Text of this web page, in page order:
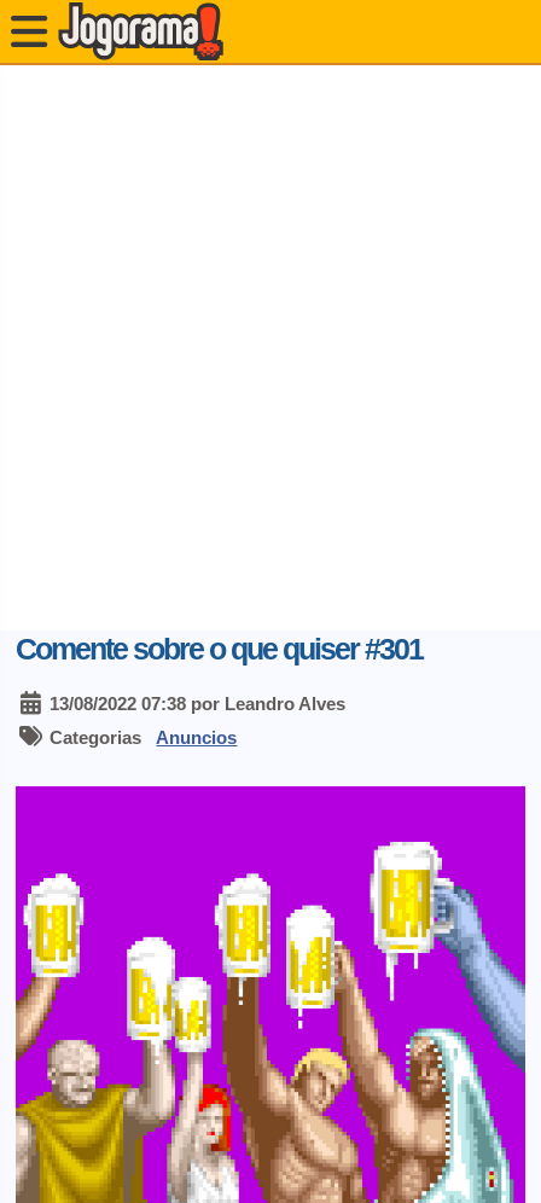
Comente sobre o que quiser #301
13/08/2022 07:38 por Leandro Alves
Categorias Anuncios